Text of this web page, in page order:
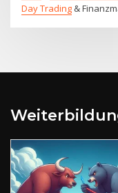
Day Trading &